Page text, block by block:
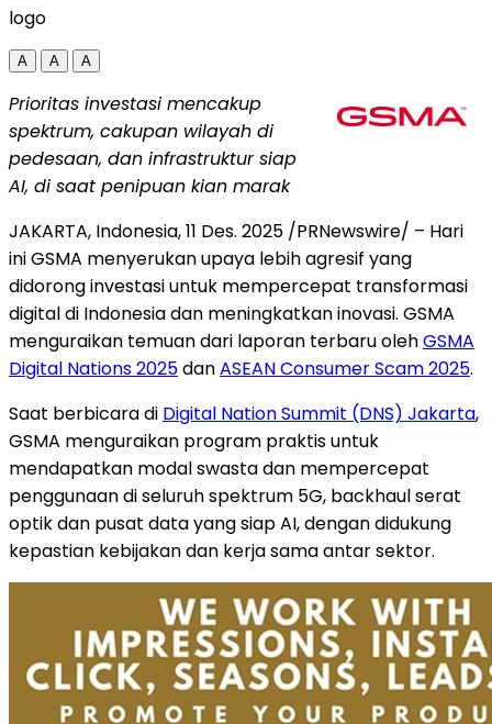
logo
A A A
Prioritas investasi mencakup
spektrum, cakupan wilayah di
pedesaan, dan infrastruktur siap
AI, di saat penipuan kian marak
JAKARTA, Indonesia,11 Des. 2025 /PRNewswire/ – Hari
ini GSMA menyerukan upaya lebih agresif yang
didorong investasi untuk mempercepat transformasi
digital di Indonesiadan meningkatkan inovasi. GSMA
menguraikan temuan dari laporan terbaru olehGSMA
Digital Nations 2025danASEAN Consumer Scam 2025.
Saat berbicara di Digital Nation Summit (DNS) Jakarta,
GSMA menguraikan program praktis untuk
mendapatkan modal swasta dan mempercepat
penggunaan di seluruh spektrum 5G, backhaul serat
optik dan pusat data yang siap AI, dengan didukung
kepastian kebijakan dan kerja sama antar sektor.